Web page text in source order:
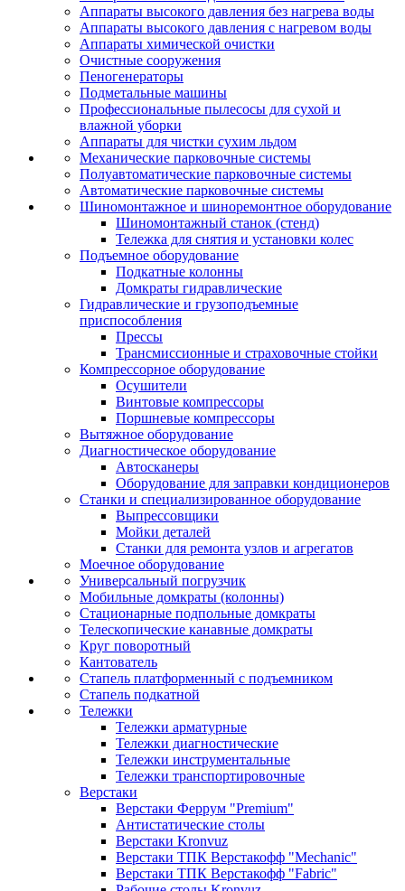
Аппараты высокого давления без нагрева воды
Аппараты высокого давления с нагревом воды
Аппараты химической очистки
Очистные сооружения
Пеногенераторы
Подметальные машины
Профессиональные пылесосы для сухой и
влажной уборки
Аппараты для чистки сухим льдом
Механические парковочные системы
Полуавтоматические парковочные системы
Автоматические парковочные системы
Шиномонтажное и шиноремонтное оборудование
Шиномонтажный станок (стенд)
Тележка для снятия и установки колес
Подъемное оборудование
Подкатные колонны
Домкраты гидравлические
Гидравлические и грузоподъемные
приспособления
Прессы
Трансмиссионные и страховочные стойки
Компрессорное оборудование
Осушители
Винтовые компрессоры
Поршневые компрессоры
Вытяжное оборудование
Диагностическое оборудование
Автосканеры
Оборудование для заправки кондиционеров
Станки и специализированное оборудование
Выпрессовщики
Мойки деталей
Станки для ремонта узлов и агрегатов
Моечное оборудование
Универсальный погрузчик
Мобильные домкраты (колонны)
Стационарные подпольные домкраты
Телескопические канавные домкраты
Круг поворотный
Кантователь
Стапель платформенный с подъемником
Стапель подкатной
Тележки
Тележки арматурные
Тележки диагностические
Тележки инструментальные
Тележки транспортировочные
Верстаки
Верстаки Феррум "Premium"
Антистатические столы
Верстаки Kronvuz
Верстаки ТПК Верстакофф "Mechanic"
Верстаки ТПК Верстакофф "Fabric"